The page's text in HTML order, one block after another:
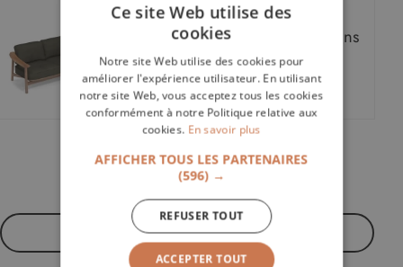
Canapé 3 places en teck Twins
Emu
9.005,00€
← 3 →
Voirde produits
Ce site Web utilise des
cookies
Notre site Web utilise des cookies pour
améliorer l'expérience utilisateur. En utilisant
notre site Web, vous acceptez tous les cookies
conformément à notre Politique relative aux
cookies. En savoir plus
AFFICHER TOUS LES PARTENAIRES
(596) →
ACCEPTER TOUT
REFUSER TOUT